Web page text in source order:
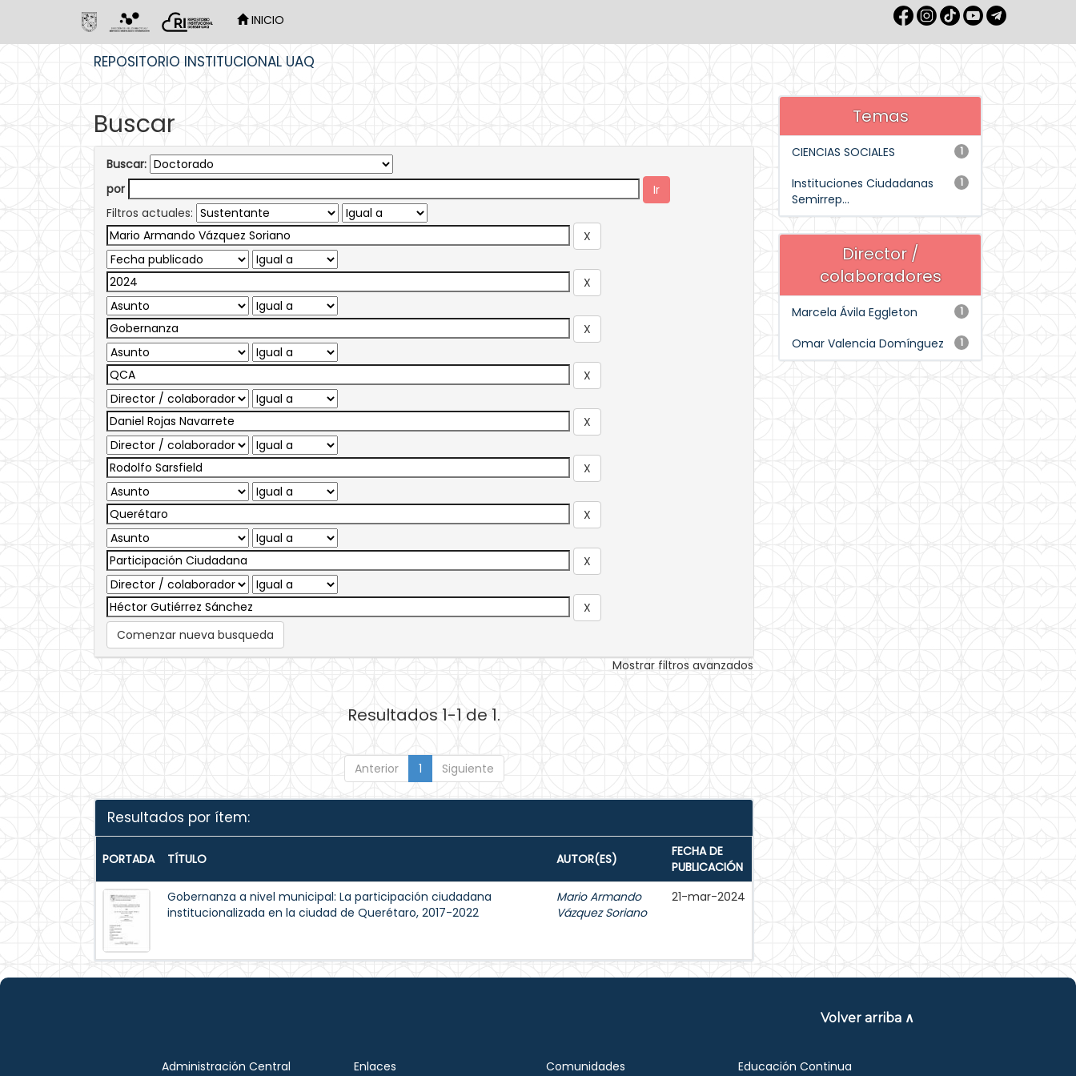
INICIO
REPOSITORIO INSTITUCIONAL UAQ
Buscar
Buscar:
por
Filtros actuales:
Comenzar nueva busqueda
Mostrar filtros avanzados
Resultados 1-1 de 1.
Anterior 1 Siguiente
Resultados por ítem:
PORTADA TÍTULO AUTOR(ES)
FECHA DE
PUBLICACIÓN
Gobernanza a nivel municipal: La participación ciudadana
institucionalizada en la ciudad de Querétaro, 2017-2022
Mario Armando
Vázquez Soriano
21-mar-2024
Temas
1
CIENCIAS SOCIALES
1
Instituciones Ciudadanas
Semirrep...
Director /
colaboradores
1
Marcela Ávila Eggleton
1
Omar Valencia Domínguez
Volver arriba ∧
Administración Central Enlaces Comunidades Educación Continua